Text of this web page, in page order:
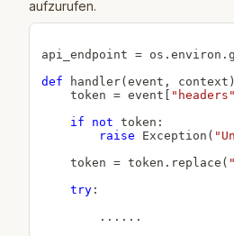
aufzurufen.
api_endpoint = os . environ .
def
handler( event , context )
    token
= event "headers"
if
not token :
raise Exception (
    token
= token . replace (
try:
. . . . . .